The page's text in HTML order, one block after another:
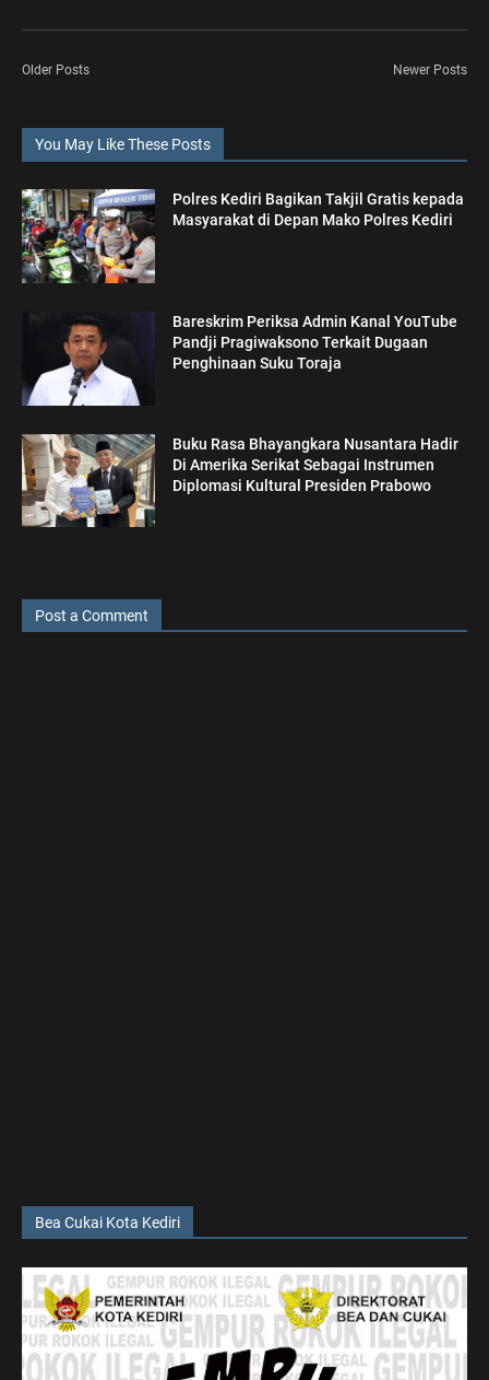
Older Posts Newer Posts
You May Like These Posts
Polres Kediri Bagikan Takjil Gratis kepada
Masyarakat di Depan Mako Polres Kediri
Bareskrim Periksa Admin Kanal YouTube
Pandji Pragiwaksono Terkait Dugaan
Penghinaan Suku Toraja
Buku Rasa Bhayangkara Nusantara Hadir
Di Amerika Serikat Sebagai Instrumen
Diplomasi Kultural Presiden Prabowo
Post a Comment
Bea Cukai Kota Kediri